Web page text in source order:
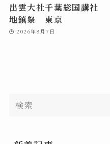
出雲大社千葉総国講社
地鎮祭 東京
2026年8月7日